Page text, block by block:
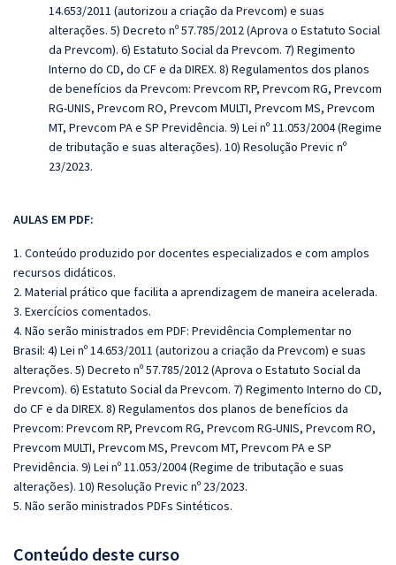
14.653/2011 (autorizou a criação da Prevcom) e suas
alterações. 5) Decreto nº 57.785/2012 (Aprova o Estatuto Social
da Prevcom). 6) Estatuto Social da Prevcom. 7) Regimento
Interno do CD, do CF e da DIREX. 8) Regulamentos dos planos
de benefícios da Prevcom: Prevcom RP, Prevcom RG, Prevcom
RG‐UNIS, Prevcom RO, Prevcom MULTI, Prevcom MS, Prevcom
MT, Prevcom PA e SP Previdência. 9) Lei nº 11.053/2004 (Regime
de tributação e suas alterações). 10) Resolução Previc nº
23/2023.
AULAS EM PDF:
1. Conteúdo produzido por docentes especializados e com amplos
recursos didáticos.
2. Material prático que facilita a aprendizagem de maneira acelerada.
3. Exercícios comentados.
4. Não serão ministrados em PDF: Previdência Complementar no
Brasil: 4) Lei nº 14.653/2011 (autorizou a criação da Prevcom) e suas
alterações. 5) Decreto nº 57.785/2012 (Aprova o Estatuto Social da
Prevcom). 6) Estatuto Social da Prevcom. 7) Regimento Interno do CD,
do CF e da DIREX. 8) Regulamentos dos planos de benefícios da
Prevcom: Prevcom RP, Prevcom RG, Prevcom RG‐UNIS, Prevcom RO,
Prevcom MULTI, Prevcom MS, Prevcom MT, Prevcom PA e SP
Previdência. 9) Lei nº 11.053/2004 (Regime de tributação e suas
alterações). 10) Resolução Previc nº 23/2023.
5. Não serão ministrados PDFs Sintéticos.
Conteúdo deste curso